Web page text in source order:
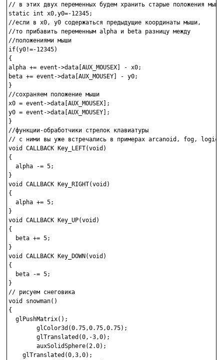
// в этих двух переменных будем хранить старые положения мыши
static int x0,y0=-12345;
//если в x0, y0 содержаться предыдущие координаты мыши,
//то прибавить переменным alpha и beta разницу между
//положениями мыши
if(y0!=-12345)
{
alpha += event->data[AUX_MOUSEX] - x0;
beta += event->data[AUX_MOUSEY] - y0;
}
//сохраняем положение мыши
x0 = event->data[AUX_MOUSEX];
y0 = event->data[AUX_MOUSEY];
}
//функции-обработчики стрелок клавиатуры
// с ними вы уже встречались в примерах arcanoid, fog,
void CALLBACK Key_LEFT(void)
{
  alpha -= 5;
}
void CALLBACK Key_RIGHT(void)
{
  alpha += 5;
}
void CALLBACK Key_UP(void)
{
  beta += 5;
}
void CALLBACK Key_DOWN(void)
{
  beta -= 5;
}
// рисуем снеговика
void snowman()
{
  glPushMatrix();
        glColor3d(0.75,0.75,0.75);
        glTranslated(0,-3,0);
        auxSolidSphere(2.0);
    glTranslated(0,3,0);